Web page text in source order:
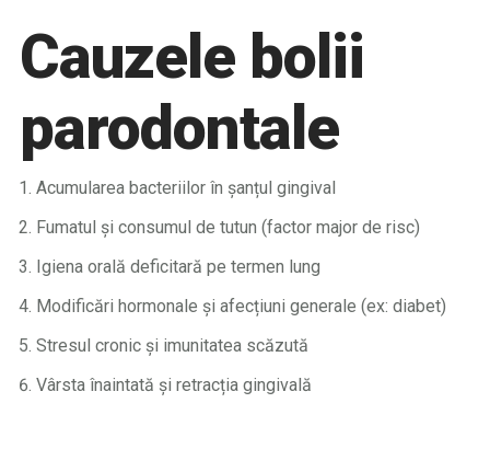
Cauzele bolii
parodontale
Acumularea bacteriilor în șanțul gingival
Fumatul și consumul de tutun (factor major de risc)
Igiena orală deficitară pe termen lung
Modificări hormonale și afecțiuni generale (ex: diabet)
Stresul cronic și imunitatea scăzută
Vârsta înaintată și retracția gingivală